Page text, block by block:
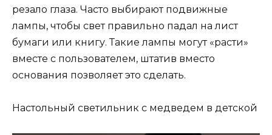
резало глаза. Часто выбирают подвижные
лампы, чтобы свет правильно падал на лист
бумаги или книгу. Такие лампы могут «расти»
вместе с пользователем, штатив вместо
основания позволяет это сделать.
Настольный светильник с медведем в детской